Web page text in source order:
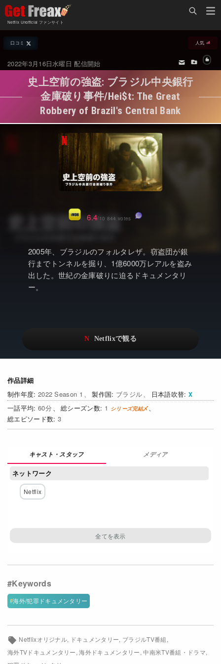
Netflix Unofficial ファンサイト
Netflix新着作品
オールジャンル
海外ドラマ・シリーズ
海外映画
国内TV番組・ドラマ
国内映画
アジアTV番組・ドラマ
アニメ
Netflixオリジナル作品
配信終了予定の作品
海外ドラマ・ラインナップ
Netflix 人気ランキング
Netflix 全作品ラインナップ
Netflix配信作品カスタム検索
トレンド
Netflix・VOD総合News
Netflix Video
Watchlist
過去の配信終了作品
Netflixコース別料金プラン
口コミ 人気
2022年3月16日水曜日 配信開始
史上空前の強盗: ブラジル中央銀行
金庫破り事件/Hei$t: The Great
Robbery of Brazil's Central Bank
2005年、ブラジルのフォルタレザ。窃盗団が銀
行までトンネルを掘り、1億6000万レアルを盗み
出した。世紀の金庫破りに迫るドキュメンタリ
ー。
作品詳細
2022 Season 1
ブラジル
日本語吹替
60
1
3
6.4/10 844 votes
メディア
ネットワーク
Netflix
海外/犯罪ドキュメンタリー
Netflixオリジナル ドキュメンタリー ブラジルTV番組
海外TVドキュメンタリー 海外ドキュメンタリー 中南米TV番組・ドラマ